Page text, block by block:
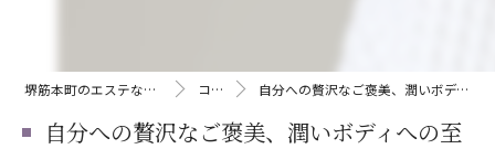
堺筋本町のエステならLA LIBERTE コラム 自分への贅沢なご褒美、潤いボディへの至福なケア
自分への贅沢なご褒美、潤いボディへの至